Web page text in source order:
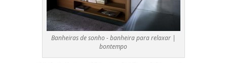
Banheiras de sonho - banheira para relaxar |
bontempo